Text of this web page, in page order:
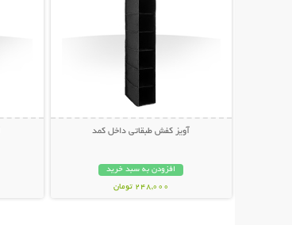
آویز کفش طبقاتی داخل کمد
افزودن به سبد خرید
248,000 تومان